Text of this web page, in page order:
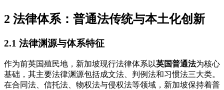
2 法律体系：普通法传统与本土化创新
2.1 法律渊源与体系特征
作为前英国殖民地，新加坡现行法律体系以英国普通法为核心
基础，其主要法律渊源包括成文法、判例法和习惯法三大类。
在合同法、信托法、物权法与侵权法等领域，新加坡保持着普